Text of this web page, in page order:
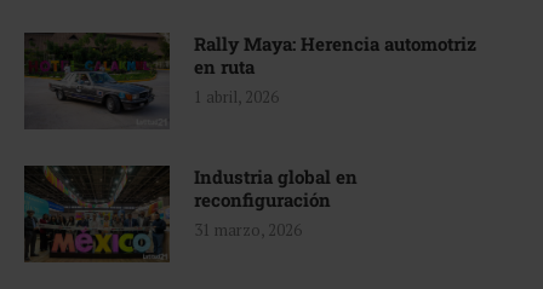
Rally Maya: Herencia automotriz
en ruta
1 abril, 2026
Industria global en
reconfiguración
31 marzo, 2026